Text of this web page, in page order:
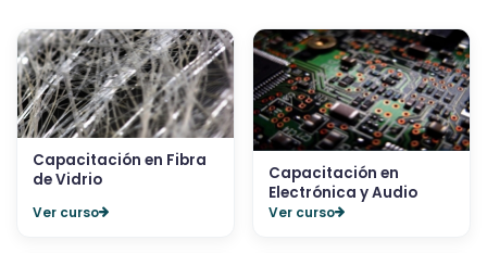
Capacitación en Fibra
de Vidrio
Ver curso
Capacitación en
Electrónica y Audio
Ver curso